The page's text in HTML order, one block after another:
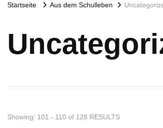
Startseite Aus dem Schulleben
Showing: 101 - 110 of 128 RESULTS